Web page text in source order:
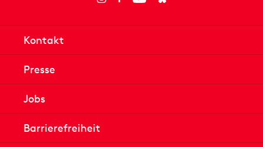
Kontakt
Presse
Jobs
Barrierefreiheit